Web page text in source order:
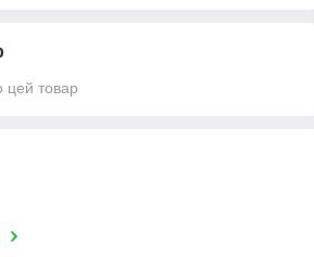
цей товар